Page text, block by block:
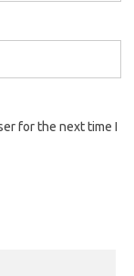
for the next time I